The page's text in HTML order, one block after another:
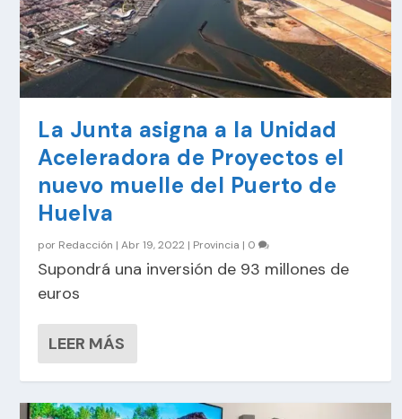
La Junta asigna a la Unidad
Aceleradora de Proyectos el
nuevo muelle del Puerto de
Huelva
por Redacción |Abr 19, 2022 | Provincia | 0
Supondrá una inversión de 93 millones de
euros
LEER MÁS